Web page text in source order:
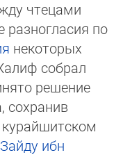
чтецами
разногласия по
некоторых
собрал
решение
сохранив
Зайду ибн